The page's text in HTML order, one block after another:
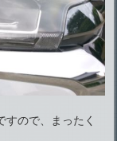
すので、まったく